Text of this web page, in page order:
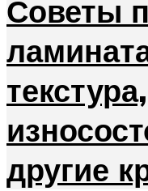
Советы
другие